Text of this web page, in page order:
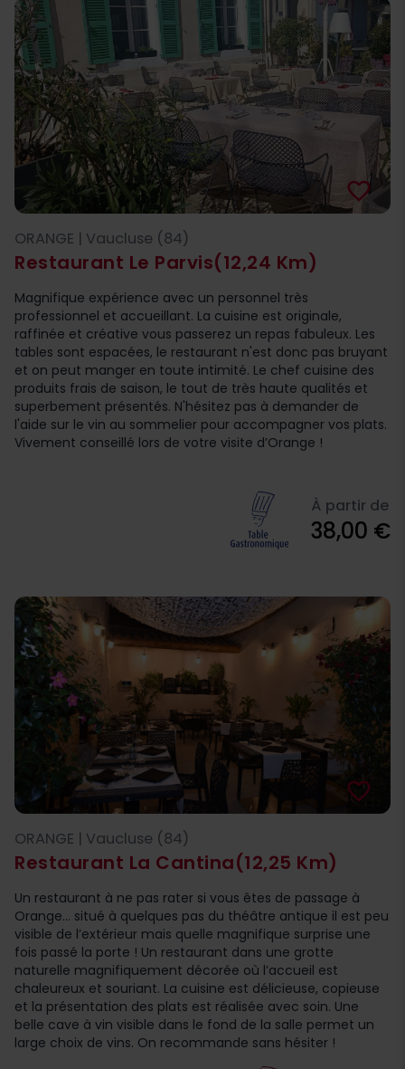
Restaurant Le Parvis(12,24 Km)
favorite_border
ORANGE | Vaucluse (84)
Magnifique expérience avec un personnel très
professionnel et accueillant. La cuisine est originale,
raffinée et créative vous passerez un repas fabuleux. Les
tables sont espacées, le restaurant n'est donc pas bruyant
et on peut manger en toute intimité. Le chef cuisine des
produits frais de saison, le tout de très haute qualités et
superbement présentés. N'hésitez pas à demander de
l'aide sur le vin au sommelier pour accompagner vos plats.
Vivement conseillé lors de votre visite d’Orange !
À partir de
38,00 €
Restaurant La Cantina(12,25 Km)
favorite_border
ORANGE | Vaucluse (84)
Un restaurant à ne pas rater si vous êtes de passage à
Orange… situé à quelques pas du théâtre antique il est peu
visible de l’extérieur mais quelle magnifique surprise une
fois passé la porte ! Un restaurant dans une grotte
naturelle magnifiquement décorée où l’accueil est
chaleureux et souriant. La cuisine est délicieuse, copieuse
et la présentation des plats est réalisée avec soin. Une
belle cave à vin visible dans le fond de la salle permet un
large choix de vins. On recommande sans hésiter !